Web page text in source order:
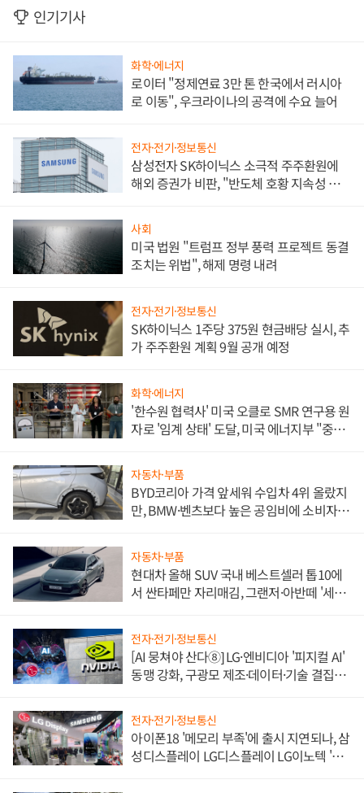
인기기사
화학·에너지
로이터 "정제연료 3만 톤 한국에서 러시아
로 이동", 우크라이나의 공격에 수요 늘어
전자·전기·정보통신
삼성전자 SK하이닉스 소극적 주주환원에
해외 증권가 비판, "반도체 호황 지속성 의
사회
미국 법원 "트럼프 정부 풍력 프로젝트 동결
조치는 위법", 해제 명령 내려
전자·전기·정보통신
SK하이닉스 1주당 375원 현금배당 실시, 추
가 주주환원 계획 9월 공개 예정
화학·에너지
'한수원 협력사' 미국 오클로 SMR 연구용 원
자로 '임계 상태' 도달, 미국 에너지부 "중요
자동차·부품
BYD코리아 가격 앞세워 수입차 4위 올랐지
만, BMW·벤츠보다 높은 공임비에 소비자
자동차·부품
현대차 올해 SUV 국내 베스트셀러 톱10에
서 싼타페만 자리매김, 그랜저·아반떼 '세단
전자·전기·정보통신
[AI 뭉쳐야 산다⑧] LG·엔비디아 '피지컬 AI'
동맹 강화, 구광모 제조·데이터·기술 결집
전자·전기·정보통신
아이폰18 '메모리 부족'에 출시 지연되나, 삼
성디스플레이 LG디스플레이 LG이노텍 '탈